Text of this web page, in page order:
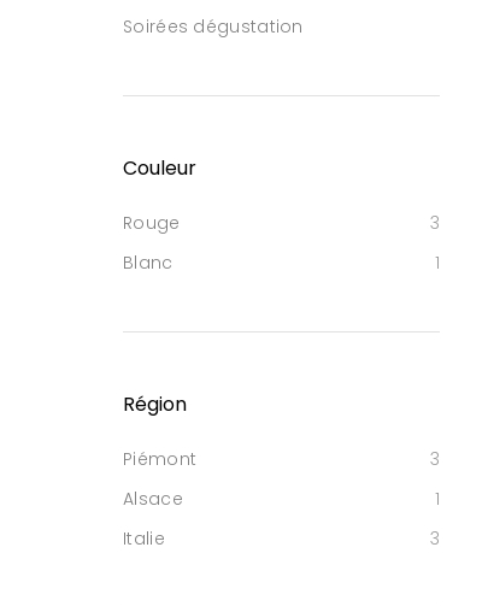
Soirées dégustation
Couleur
Rouge
3
Blanc
1
Région
Piémont
3
Alsace
1
Italie
3